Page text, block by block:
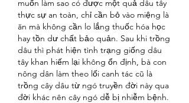
muốn làm sao có được một quả dâu tây
thực sự an toàn, chỉ cần bỏ vào miệng là
ăn mà không cần lo lắng thuốc hóa học
hay tồn dư chất bảo quản. Sau khi trồng
dâu thì phát hiện tình trạng giống dâu
tây khan hiếm lại không ổn định, bà con
nông dân làm theo lối canh tác cũ là
trồng cây dâu từ ngó truyền đời này qua
đời khác nên cây ngó dễ bị nhiễm bệnh.